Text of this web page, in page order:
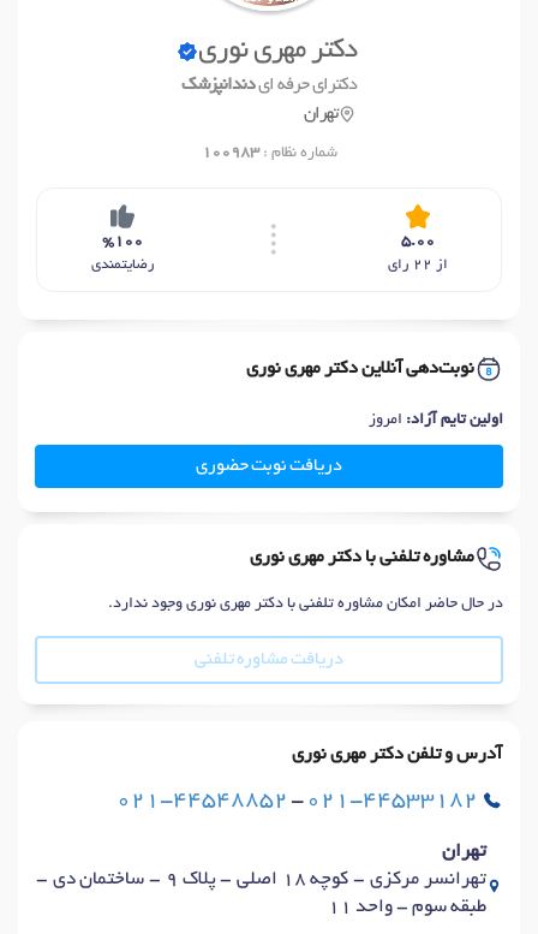
دکتر مهری نوری
دکترای حرفه ایدندانپزشک
تهران
شماره نظام :100983
5.00
از 22 رای
%100
رضایتمندی
نوبت‌دهی آنلاین دکتر مهری نوری
اولین تایم آزاد: امروز
دریافت نوبت حضوری
مشاوره تلفنی با دکتر مهری نوری
در حال حاضر امکان مشاوره تلفنی با دکتر مهری نوری وجود ندارد.
دریافت مشاوره تلفنی
آدرس و تلفن دکتر مهری نوری
021-44548852 - 021-44533182
تهران
تهرانسر مرکزی - کوچه 18 اصلی - پلاک 9 - ساختمان دی -
طبقه سوم - واحد 11